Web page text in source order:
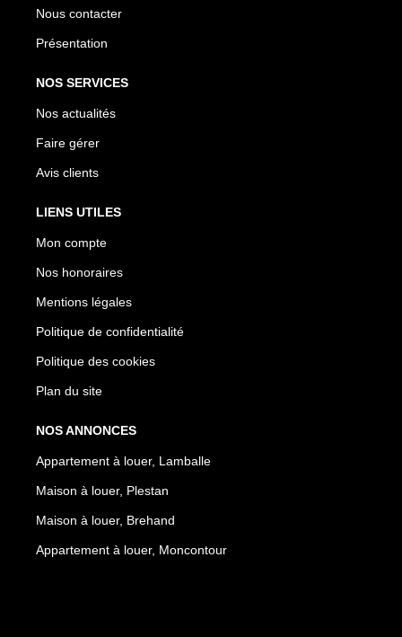
Nous contacter
Présentation
NOS SERVICES
Nos actualités
Faire gérer
Avis clients
LIENS UTILES
Mon compte
Nos honoraires
Mentions légales
Politique de confidentialité
Politique des cookies
Plan du site
NOS ANNONCES
Appartement à louer, Lamballe
Maison à louer, Plestan
Maison à louer, Brehand
Appartement à louer, Moncontour